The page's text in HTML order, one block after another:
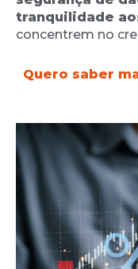
tranquilidade
concentrem no
Quero saber